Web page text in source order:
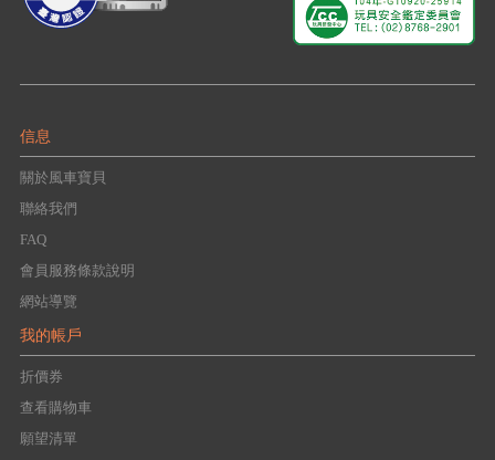
信息
關於風車寶貝
聯絡我們
FAQ
會員服務條款說明
網站導覽
我的帳戶
折價券
查看購物車
願望清單